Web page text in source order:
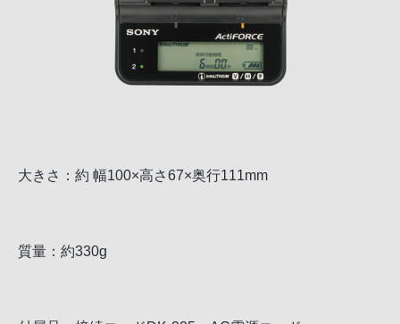
大きさ：約 幅100×高さ67×奥行111mm
質量：約330g